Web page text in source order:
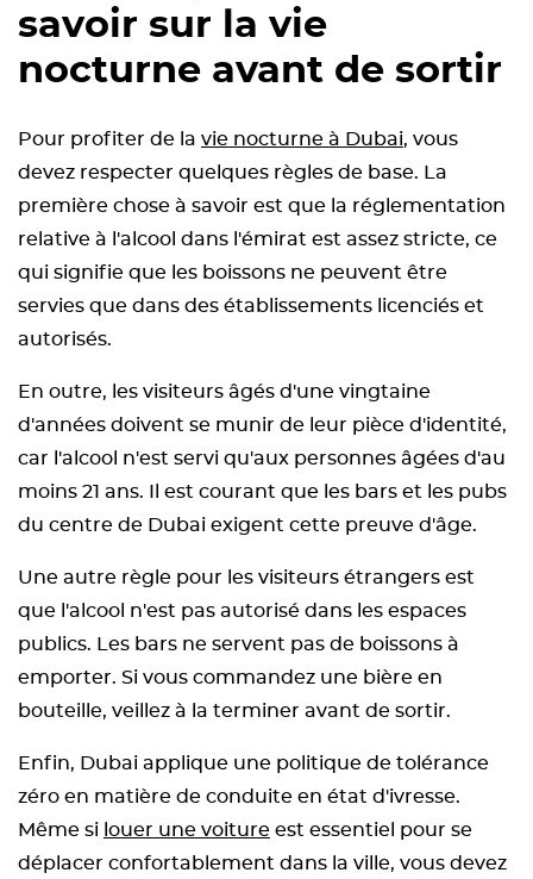
savoir sur la vie
nocturne avant de sortir
Pour profiter de la vie nocturne à Dubai, vous
devez respecter quelques règles de base. La
première chose à savoir est que la réglementation
relative à l'alcool dans l'émirat est assez stricte, ce
qui signifie que les boissons ne peuvent être
servies que dans des établissements licenciés et
autorisés.
En outre, les visiteurs âgés d'une vingtaine
d'années doivent se munir de leur pièce d'identité,
car l'alcool n'est servi qu'aux personnes âgées d'au
moins 21 ans. Il est courant que les bars et les pubs
du centre de Dubai exigent cette preuve d'âge.
Une autre règle pour les visiteurs étrangers est
que l'alcool n'est pas autorisé dans les espaces
publics. Les bars ne servent pas de boissons à
emporter. Si vous commandez une bière en
bouteille, veillez à la terminer avant de sortir.
Enfin, Dubai applique une politique de tolérance
zéro en matière de conduite en état d'ivresse.
Même si louer une voiture est essentiel pour se
déplacer confortablement dans la ville, vous devez